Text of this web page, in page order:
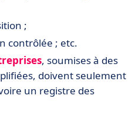
;
contrôlée ; etc.
, soumises à des
doivent seulement
un registre des